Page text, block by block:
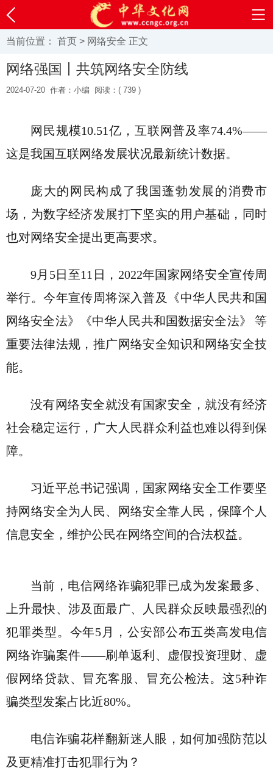
当前位置： 首页 > 网络安全 正文
网络强国丨共筑网络安全防线
2024-07-20 作者：小编 阅读：( 739 )
网民规模10.51亿，互联网普及率74.4%——
这是我国互联网络发展状况最新统计数据。
庞大的网民构成了我国蓬勃发展的消费市
场，为数字经济发展打下坚实的用户基础，同时
也对网络安全提出更高要求。
9月5日至11日，2022年国家网络安全宣传周
举行。今年宣传周将深入普及《中华人民共和国
网络安全法》《中华人民共和国数据安全法》 等
重要法律法规，推广网络安全知识和网络安全技
能。
没有网络安全就没有国家安全，就没有经济
社会稳定运行，广大人民群众利益也难以得到保
障。
习近平总书记强调，国家网络安全工作要坚
持网络安全为人民、网络安全靠人民，保障个人
信息安全，维护公民在网络空间的合法权益。
当前，电信网络诈骗犯罪已成为发案最多、
上升最快、涉及面最广、人民群众反映最强烈的
犯罪类型。今年5月，公安部公布五类高发电信
网络诈骗案件——刷单返利、虚假投资理财、虚
假网络贷款、冒充客服、冒充公检法。这5种诈
骗类型发案占比近80%。
电信诈骗花样翻新迷人眼，如何加强防范以
及更精准打击犯罪行为？